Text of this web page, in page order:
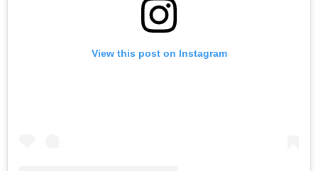
View this post on Instagram